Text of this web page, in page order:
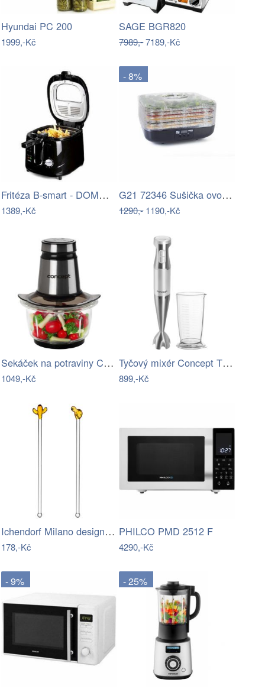
Hyundai PC 200
1999,-Kč
SAGE BGR820
7989,-7189,-Kč
Fritéza B-smart - DOMO DO461FR, Objem:…
1389,-Kč
- 8%
G21 72346 Sušička ovoce Paradiso Cube -…
1290,-1190,-Kč
Sekáček na potraviny CONCEPT RM 3270
1049,-Kč
Tyčový mixér Concept TM 4830
899,-Kč
Ichendorf Milano designová míchátka…
178,-Kč
PHILCO PMD 2512 F
4290,-Kč
- 9% - 25%